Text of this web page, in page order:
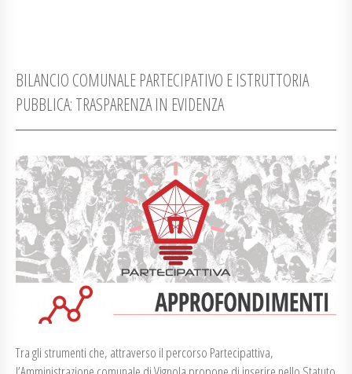
BILANCIO COMUNALE PARTECIPATIVO E ISTRUTTORIA
PUBBLICA: TRASPARENZA IN EVIDENZA
Tra gli strumenti che, attraverso il percorso Partecipattiva,